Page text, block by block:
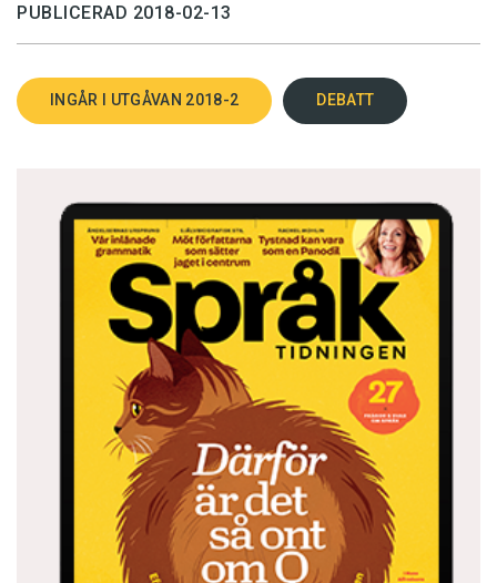
PUBLICERAD 2018-02-13
INGÅR I UTGÅVAN 2018-2 DEBATT